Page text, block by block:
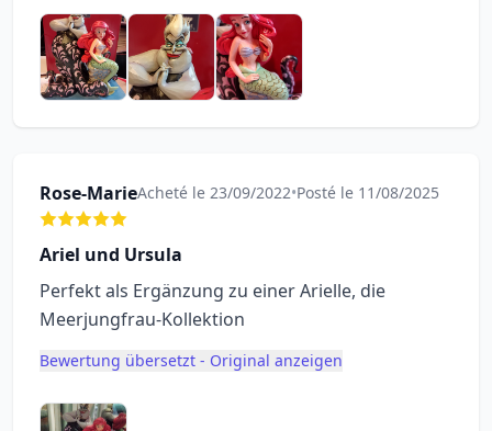
Rose-MarieAcheté le 23/09/2022•Posté le 11/08/2025
Ariel und Ursula
Perfekt als Ergänzung zu einer Arielle, die
Meerjungfrau-Kollektion
Bewertung übersetzt - Original anzeigen